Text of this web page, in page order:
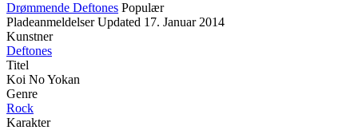
Drømmende Deftones Populær
Pladeanmeldelser Updated 17. Januar 2014
Kunstner
Deftones
Titel
Koi No Yokan
Genre
Rock
Karakter